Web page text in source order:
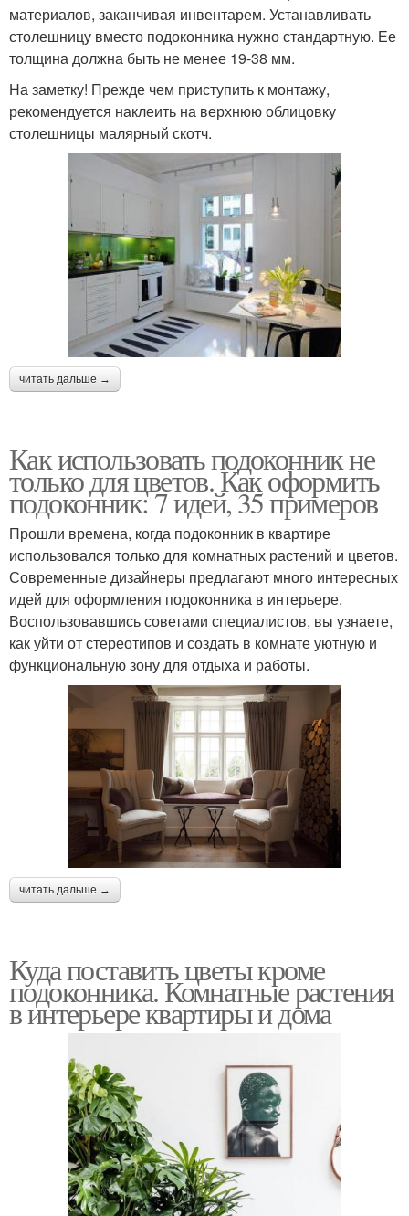
материалов, заканчивая инвентарем. Устанавливать
столешницу вместо подоконника нужно стандартную. Ее
толщина должна быть не менее 19-38 мм.
На заметку! Прежде чем приступить к монтажу,
рекомендуется наклеить на верхнюю облицовку
столешницы малярный скотч.
читать дальше →
Как использовать подоконник не
только для цветов. Как оформить
подоконник: 7 идей, 35 примеров
Прошли времена, когда подоконник в квартире
использовался только для комнатных растений и цветов.
Современные дизайнеры предлагают много интересных
идей для оформления подоконника в интерьере.
Воспользовавшись советами специалистов, вы узнаете,
как уйти от стереотипов и создать в комнате уютную и
функциональную зону для отдыха и работы.
читать дальше →
Куда поставить цветы кроме
подоконника. Комнатные растения
в интерьере квартиры и дома